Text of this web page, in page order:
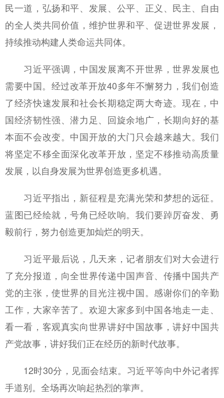
民一道，弘扬和平、发展、公平、正义、民主、自由
的全人类共同价值，维护世界和平、促进世界发展，
持续推动构建人类命运共同体。
习近平强调，中国发展离不开世界，世界发展也
需要中国。经过改革开放40多年不懈努力，我们创造
了经济快速发展和社会长期稳定两大奇迹。现在，中
国经济韧性强、潜力足、回旋余地广，长期向好的基
本面不会改变。中国开放的大门只会越来越大。我们
将坚定不移全面深化改革开放，坚定不移推动高质量
发展，以自身发展为世界创造更多机遇。
习近平指出，新征程是充满光荣和梦想的远征。
蓝图已经绘就，号角已经吹响。我们要踔厉奋发、勇
毅前行，努力创造更加灿烂的明天。
习近平最后说，几天来，记者朋友们对大会进行
了充分报道，向全世界传递中国声音、传播中国共产
党的主张，使世界的目光注视中国。感谢你们的辛勤
工作，大家辛苦了。欢迎大家多到中国各地走一走、
看一看，客观真实向世界讲好中国故事，讲好中国共
产党故事，讲好我们正在经历的新时代故事。
12时30分，见面会结束。习近平等向中外记者挥
手道别。全场再次响起热烈的掌声。